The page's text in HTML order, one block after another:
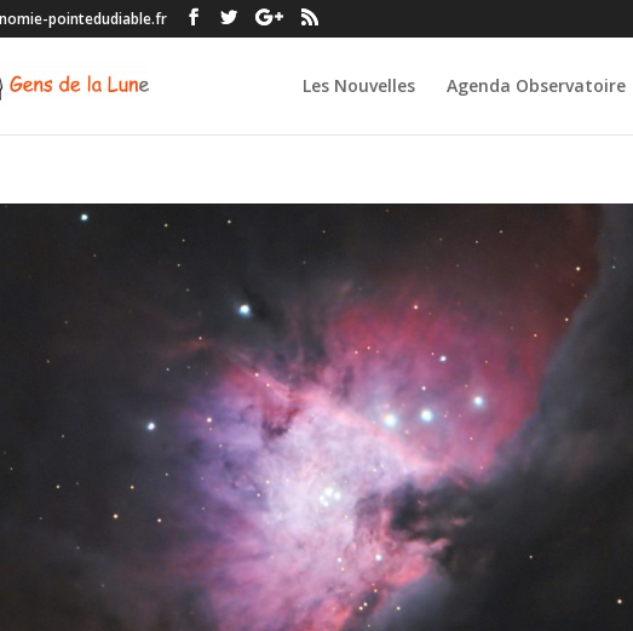
pointedudiable.fr
Les Nouvelles Agenda Observatoire